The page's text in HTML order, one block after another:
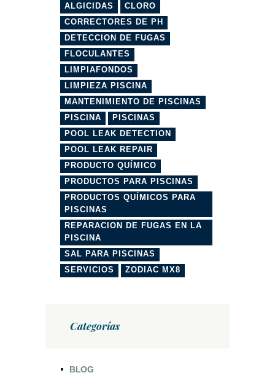
ALGICIDAS
CLORO
CORRECTORES DE PH
DETECCION DE FUGAS
FLOCULANTES
LIMPIAFONDOS
LIMPIEZA PISCINA
MANTENIMIENTO DE PISCINAS
PISCINA
PISCINAS
POOL LEAK DETECTION
POOL LEAK REPAIR
PRODUCTO QUÍMICO
PRODUCTOS PARA PISCINAS
PRODUCTOS QUÍMICOS PARA
PISCINAS
REPARACION DE FUGAS EN LA
PISCINA
SAL PARA PISCINAS
SERVICIOS
ZODIAC MX8
Categorías
BLOG